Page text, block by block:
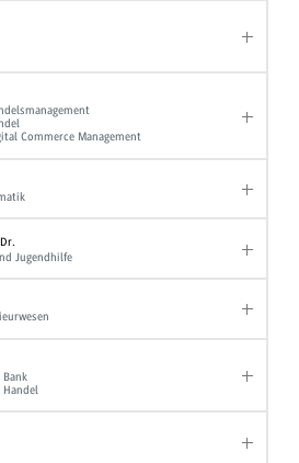
Commerce Management
Jugendhilfe
Bank
Handel